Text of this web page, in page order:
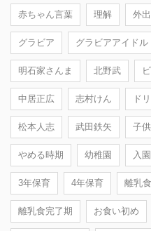
赤ちゃん言葉 理解 外出
グラビア グラビアアイドル
明石家さんま 北野武
中居正広 志村けん ド
松本人志 武田鉄矢 子
やめる時期 幼稚園 入園
3年保育 4年保育 離乳
離乳食完了期 お食い初め